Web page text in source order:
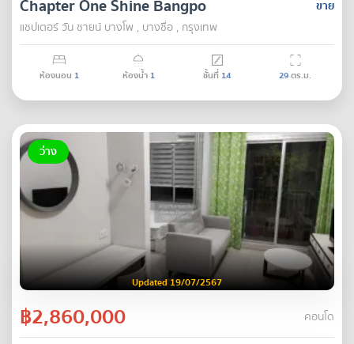
ขาย
Chapter One Shine Bangpo
แชปเตอร์ วัน ชายน์ บางโพ , บางซื่อ , กรุงเทพ
ห้องนอน 1 ห้องน้ำ 1 ชั้นที่ 14 29ตร.ม.
ว่าง
Updated 19/07/2567
฿2,860,000 คอนโด